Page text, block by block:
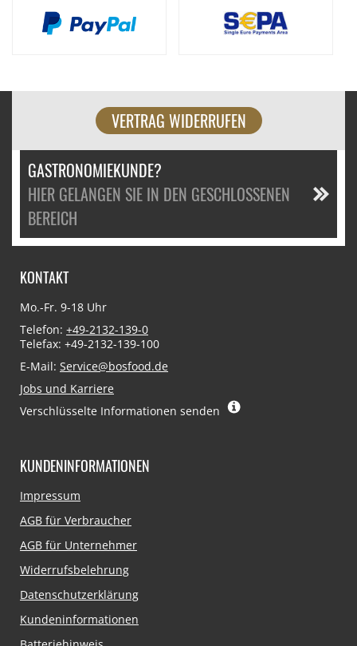
VERTRAG WIDERRUFEN
GASTRONOMIEKUNDE?
HIER GELANGEN SIE IN DEN GESCHLOSSENEN
BEREICH
KONTAKT
Mo.-Fr. 9-18 Uhr
Telefon: +49-2132-139-0
Telefax: +49-2132-139-100
E-Mail: Service@bosfood.de
Jobs und Karriere
Verschlüsselte Informationen senden
KUNDENINFORMATIONEN
Navigation
Impressum
AGB für Verbraucher
AGB für Unternehmer
Widerrufsbelehrung
Datenschutzerklärung
Kundeninformationen